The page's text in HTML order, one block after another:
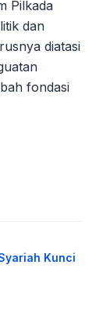
Pilkada
dan
diatasi
fondasi
Kunci